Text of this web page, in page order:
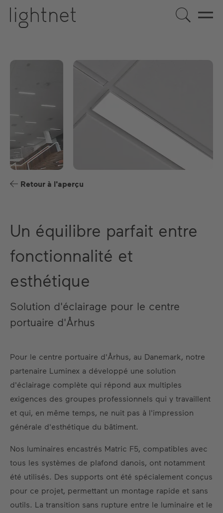
FR DE
Retour à l'aperçu
Un équilibre parfait entre
fonctionnalité et
esthétique
Solution d'éclairage pour le centre
portuaire d'Århus
Pour le centre portuaire d'Århus, au Danemark, notre
partenaire Luminex a développé une solution
d'éclairage complète qui répond aux multiples
exigences des groupes professionnels qui y travaillent
et qui, en même temps, ne nuit pas à l'impression
générale d'esthétique du bâtiment.
Nos luminaires encastrés Matric F5, compatibles avec
tous les systèmes de plafond danois, ont notamment
été utilisés. Des supports ont été spécialement conçus
pour ce projet, permettant un montage rapide et sans
outils. La transition sans rupture entre le luminaire et le